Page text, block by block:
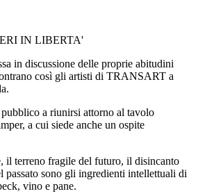
IN LIBERTA'
in discussione delle proprie abitudini
così gli artisti di TRANSART a
a riunirsi attorno al tavolo
a cui siede anche un ospite
il terreno fragile del futuro, il disincanto
passato sono gli ingredienti intellettuali di
vino e pane.